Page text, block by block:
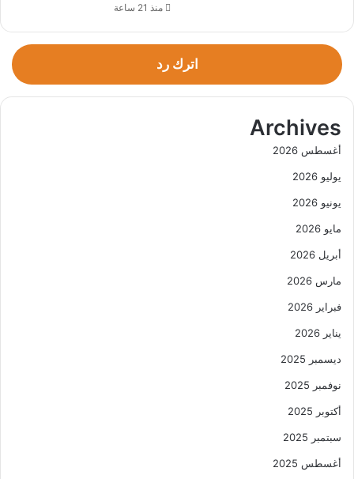
منذ 21 ساعة
اترك رد
Archives
أغسطس 2026
يوليو 2026
يونيو 2026
مايو 2026
أبريل 2026
مارس 2026
فبراير 2026
يناير 2026
ديسمبر 2025
نوفمبر 2025
أكتوبر 2025
سبتمبر 2025
أغسطس 2025